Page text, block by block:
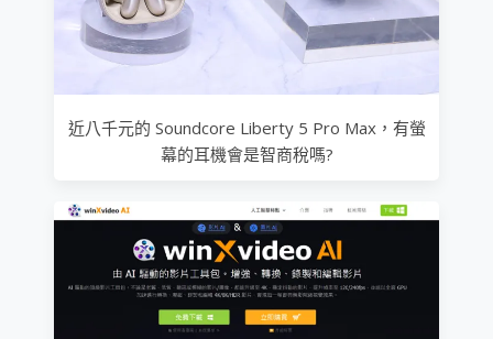
近八千元的 Soundcore Liberty 5 Pro Max，有螢
幕的耳機會是智商稅嗎?